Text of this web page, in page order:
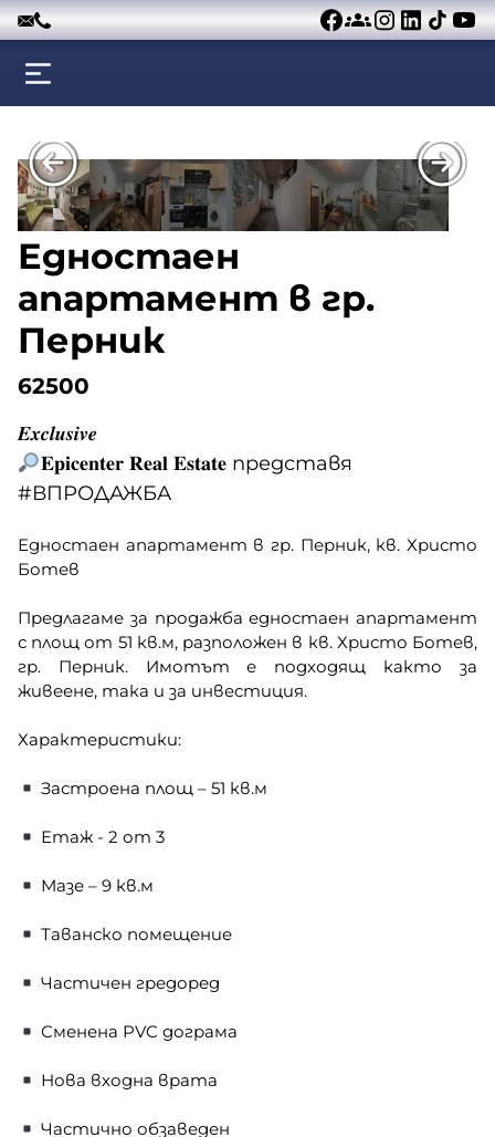
Към съдържанието
Едностаен
апартамент в гр.
Перник
62500
𝑬𝒙𝒄𝒍𝒖𝒔𝒊𝒗𝒆
𝐄𝐩𝐢𝐜𝐞𝐧𝐭𝐞𝐫 𝐑𝐞𝐚𝐥 𝐄𝐬𝐭𝐚𝐭𝐞 представя
#ВПРОДАЖБА
Едностаен апартамент в гр. Перник, кв. Христо
Ботев
Предлагаме за продажба едностаен апартамент
с площ от 51 кв.м, разположен в кв. Христо Ботев,
гр. Перник. Имотът е подходящ както за
живеене, така и за инвестиция.
Характеристики:
Застроена площ – 51 кв.м
Етаж - 2 от 3
Мазе – 9 кв.м
Таванско помещение
Частичен гредоред
Сменена PVC дограма
Нова входна врата
Частично обзаведен